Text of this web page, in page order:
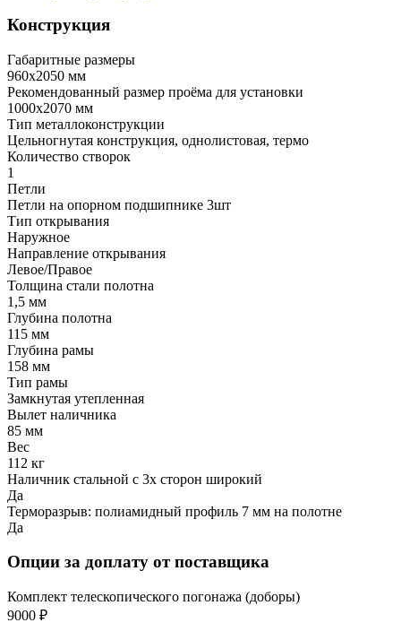
Конструкция
Габаритные размеры
960х2050 мм
Рекомендованный размер проёма для установки
1000х2070 мм
Тип металлоконструкции
Цельногнутая конструкция, однолистовая, термо
Количество створок
1
Петли
Петли на опорном подшипнике 3шт
Тип открывания
Наружное
Направление открывания
Левое/Правое
Толщина стали полотна
1,5 мм
Глубина полотна
115 мм
Глубина рамы
158 мм
Тип рамы
Замкнутая утепленная
Вылет наличника
85 мм
Вес
112 кг
Наличник стальной с 3х сторон широкий
Да
Терморазрыв: полиамидный профиль 7 мм на полотне
Да
Опции за доплату от поставщика
Комплект телескопического погонажа (доборы)
9000 ₽